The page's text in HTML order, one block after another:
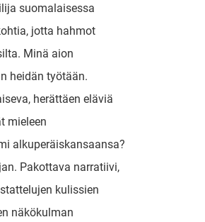
suomalaisessa
jotta hahmot
Minä aion
heidän työtään.
herättäen eläviä
mieleen
alkuperäiskansaansa?
Pakottava narratiivi,
kulissien
näkökulman